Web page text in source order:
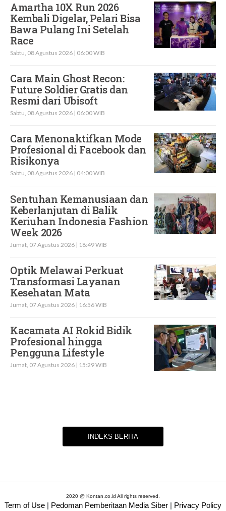
Amartha 10X Run 2026
Kembali Digelar, Pelari Bisa
Bawa Pulang Ini Setelah
Race
Sabtu, 08 Agustus 2026 | 06:00 WIB
Cara Main Ghost Recon:
Future Soldier Gratis dan
Resmi dari Ubisoft
Sabtu, 08 Agustus 2026 | 06:00 WIB
Cara Menonaktifkan Mode
Profesional di Facebook dan
Risikonya
Sabtu, 08 Agustus 2026 | 04:00 WIB
Sentuhan Kemanusiaan dan
Keberlanjutan di Balik
Keriuhan Indonesia Fashion
Week 2026
Jumat, 07 Agustus 2026 | 18:49 WIB
Optik Melawai Perkuat
Transformasi Layanan
Kesehatan Mata
Jumat, 07 Agustus 2026 | 16:56 WIB
Kacamata AI Rokid Bidik
Profesional hingga
Pengguna Lifestyle
Jumat, 07 Agustus 2026 | 15:29 WIB
INDEKS BERITA
2020 @ Kontan.co.id All rights reserved.
Term of Use | Pedoman Pemberitaan Media Siber | Privacy Policy